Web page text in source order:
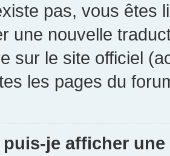
pas, vous êtes
une nouvelle
sur le site officiel
les pages du
je afficher